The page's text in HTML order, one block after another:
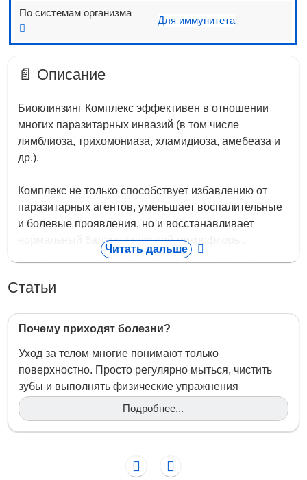
По системам организма
Для иммунитета
📄 Описание
Биоклинзинг Комплекс эффективен в отношении
многих паразитарных инвазий (в том числе
лямблиоза, трихомониаза, хламидиоза, амебеаза и
др.).
Комплекс не только способствует избавлению от
паразитарных агентов, уменьшает воспалительные
и болевые проявления, но и восстанавливает
нормальный баланс кишечной микрофлоры.
Комплекс обладает антигельминтным эффектом,
(артемизина и сантонина), содержащихся в полыни,
кожуре и семечках грейпфрута, черном орехе.
Состав
Комплекс обладает антигельминтным эффектом,
связанным с действием горечей, особых гликозидов
(артемизина и сантонина), содержащихся в полыни,
кожуре и семечках грейпфрута, черном орехе.
Гвоздикаспособствует усилению перистальтики за
Читать дальше
Статьи
Почему приходят болезни?
Уход за телом многие понимают только
поверхностно. Просто регулярно мыться, чистить
зубы и выполнять физические упражнения
недостаточно. К концу жизни тело человека
накапливает в себе до десятков килограммов
разного мусора. Это камни в органах пищеварения,
Подробнее...